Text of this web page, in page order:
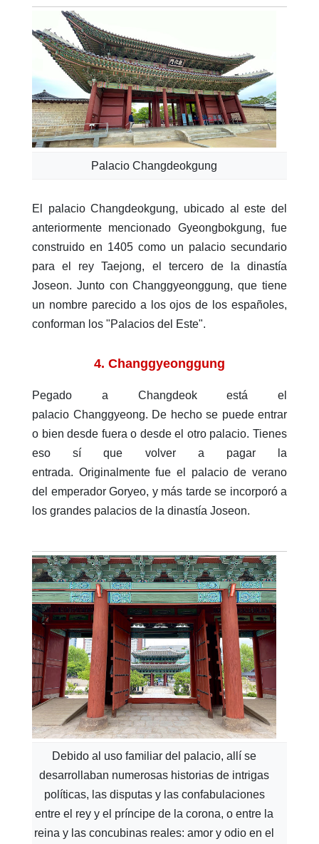
Palacio Changdeokgung
El palacio Changdeokgung, ubicado al este del
anteriormente mencionado Gyeongbokgung, fue
construido en 1405 como un palacio secundario
para el rey Taejong, el tercero de la dinastía
Joseon. Junto con Changgyeonggung, que tiene
un nombre parecido a los ojos de los españoles,
conforman los "Palacios del Este".
4. Changgyeonggung
Pegado a Changdeok está el
palacio Changgyeong. De hecho se puede entrar
o bien desde fuera o desde el otro palacio. Tienes
eso sí que volver a pagar la
entrada. Originalmente fue el palacio de verano
del emperador Goryeo, y más tarde se incorporó a
los grandes palacios de la dinastía Joseon.
Debido al uso familiar del palacio, allí se
desarrollaban numerosas historias de intrigas
políticas, las disputas y las confabulaciones
entre el rey y el príncipe de la corona, o entre la
reina y las concubinas reales: amor y odio en el